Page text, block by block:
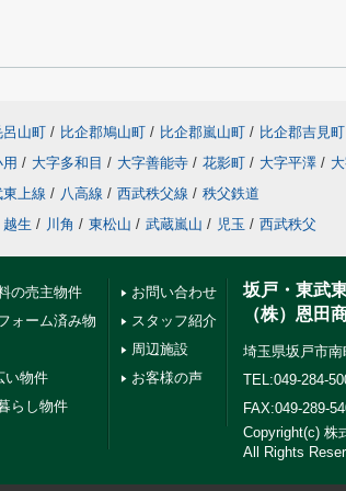
呂山町 / 比企郡鳩山町 / 比企郡嵐山町 / 比企郡吉見町
/ 大字多和目 / 大字善能寺 / 花影町 / 大字平澤 /
上線 / 八高線 / 西武秩父線 / 秩父鉄道
越生 / 川角 / 東松山 / 武蔵嵐山 / 児玉 / 西武秩父
の売主物件
ォーム済み物
い物件
らし物件
お問い合わせ
スタッフ紹介
周辺施設
お客様の声
坂戸・東武
（株）恩田
埼玉県坂戸市
TEL:049-284-
FAX:049-289-
Copyright(c) 株
All Rights